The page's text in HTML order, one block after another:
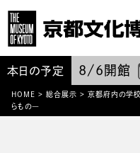
本日の予定 8/6 開館
HOME > 総合展示 > 京都府内の学校
らもの―